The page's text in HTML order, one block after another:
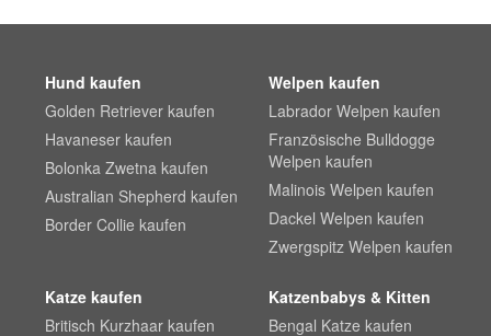
Hund kaufen
Golden Retriever kaufen
Havaneser kaufen
Bolonka Zwetna kaufen
Australian Shepherd kaufen
Border Collie kaufen
Welpen kaufen
Labrador Welpen kaufen
Französische Bulldogge
Welpen kaufen
Malinois Welpen kaufen
Dackel Welpen kaufen
Zwergspitz Welpen kaufen
Katze kaufen
Britisch Kurzhaar kaufen
Katzenbabys & Kitten
Bengal Katze kaufen